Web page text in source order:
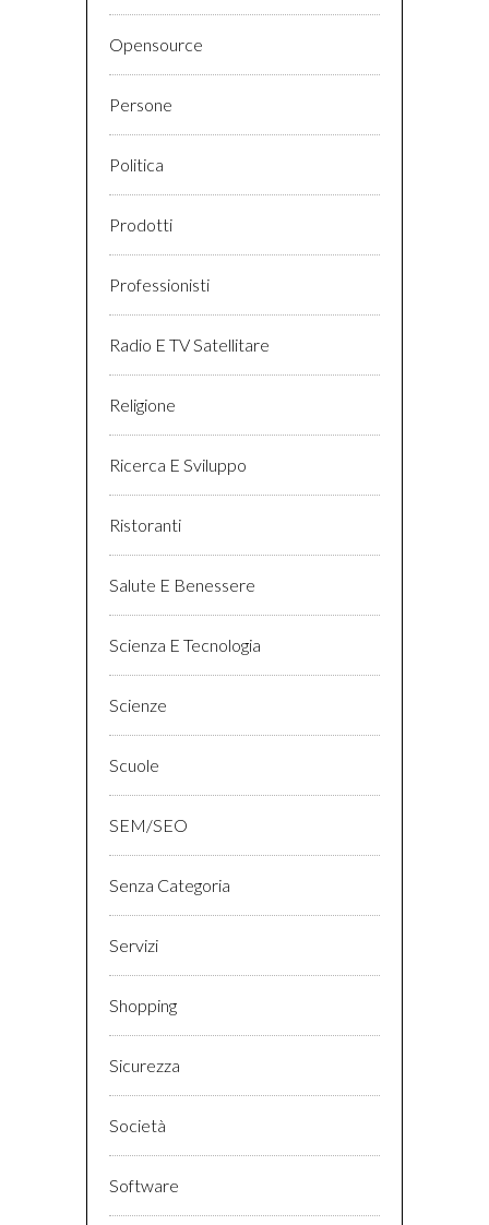
Opensource
Persone
Politica
Prodotti
Professionisti
Radio E TV Satellitare
Religione
Ricerca E Sviluppo
Ristoranti
Salute E Benessere
Scienza E Tecnologia
Scienze
Scuole
SEM/SEO
Senza Categoria
Servizi
Shopping
Sicurezza
Società
Software